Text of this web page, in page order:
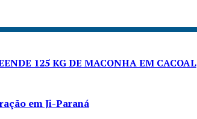
125 KG DE MACONHA EM CACOAL
em Ji-Paraná